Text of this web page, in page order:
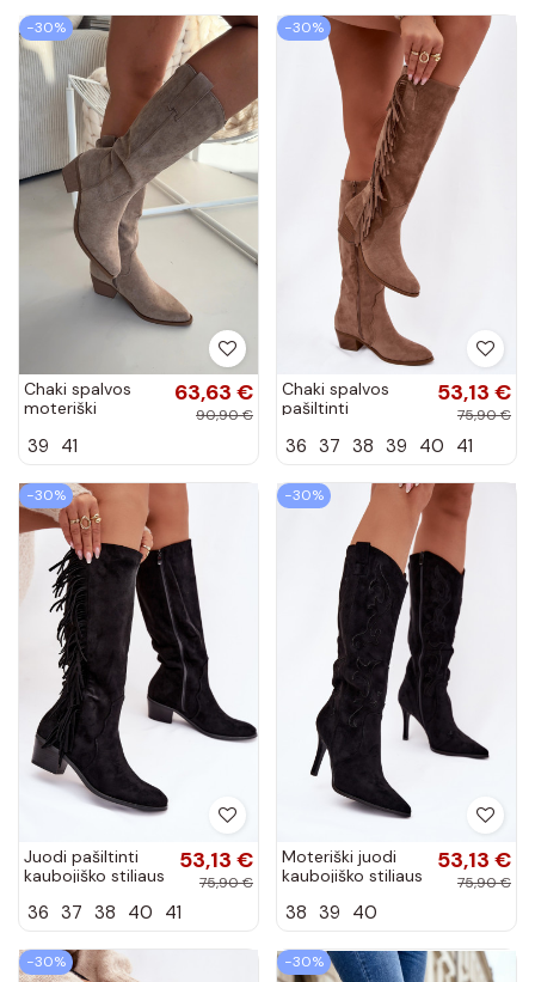
−30%
Chaki spalvos
moteriški
stiliaus ilgaauliai
63,63 €
90,90 €
39 41
−30%
Chaki spalvos
pašiltinti
moteriški ilgaauliai
kulniukais...
53,13 €
75,90 €
36 37 38 39 40 41
−30%
Juodi pašiltinti
kaubojiško stiliaus
batai su kulniukais
53,13 €
75,90 €
36 37 38 40 41
−30%
Moteriški juodi
kaubojiško stiliaus
plonais kulniukais
53,13 €
75,90 €
38 39 40
−30% −30%